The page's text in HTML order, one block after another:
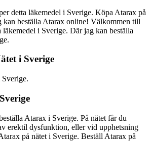
detta läkemedel i Sverige. Köpa Atarax på
kan beställa Atarax online! Välkommen till
läkemedel i Sverige. Där jag kan beställa
i Sverige
Atarax i Sverige. På nätet får du
erektil dysfunktion, eller vid upphetsning
på nätet i Sverige. Beställ Atarax på